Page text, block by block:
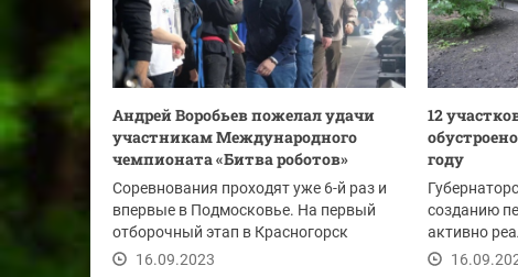
Андрей Воробьев пожелал удачи
участникам Международного
чемпионата «Битва роботов»
Соревнования проходят уже 6-й раз и
впервые в Подмосковье. На первый
отборочный этап в Красногорск
приехали 24...
16.09.2023
12
году
созданию
активно